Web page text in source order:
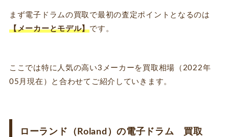
まず電子ドラムの買取で最初の査定ポイントとなるのは
【メーカーとモデル】です。
ここでは特に人気の高い3メーカーを買取相場（2022年
05月現在）と合わせてご紹介していきます。
ローランド（Roland）の電子ドラム 買取